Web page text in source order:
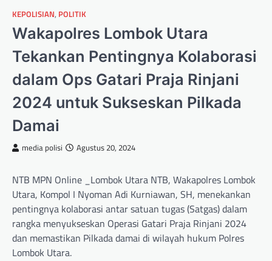
KEPOLISIAN, POLITIK
Wakapolres Lombok Utara
Tekankan Pentingnya Kolaborasi
dalam Ops Gatari Praja Rinjani
2024 untuk Sukseskan Pilkada
Damai
media polisi Agustus 20, 2024
NTB MPN Online _Lombok Utara NTB, Wakapolres Lombok
Utara, Kompol I Nyoman Adi Kurniawan, SH, menekankan
pentingnya kolaborasi antar satuan tugas (Satgas) dalam
rangka menyukseskan Operasi Gatari Praja Rinjani 2024
dan memastikan Pilkada damai di wilayah hukum Polres
Lombok Utara.